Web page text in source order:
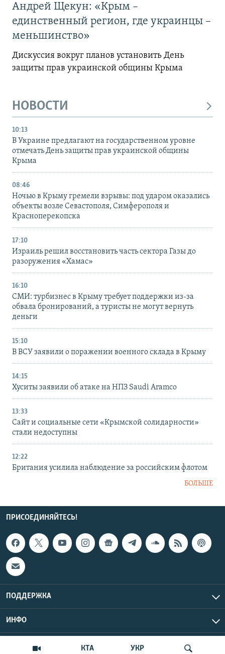
КТА УКР
Андрей Щекун: «Крым –
единственный регион, где украинцы –
меньшинство»
Дискуссия вокруг планов установить День
защиты прав украинской общины Крыма
НОВОСТИ
10:13
В Украине предлагают на государственном уровне
отмечать День защиты прав украинской общины
Крыма
08:46
Ночью в Крыму гремели взрывы: под ударом оказались
объекты возле Севастополя, Симферополя и
Красноперекопска
17:10
Израиль решил восстановить часть сектора Газы до
разоружения «Хамас»
16:10
СМИ: турбизнес в Крыму требует поддержки из-за
обвала бронирований, а туристы не могут вернуть
деньги
15:10
В ВСУ заявили о поражении военного склада в Крыму
14:15
Хуситы заявили об атаке на НПЗ Saudi Aramco
13:33
Сайт и социальные сети «Крымской солидарности»
стали недоступны
12:22
Британия усилила наблюдение за российским флотом
БОЛЬШЕ
ПРИСОЕДИНЯЙТЕСЬ!
ПОДДЕРЖКА
ИНФО
Copyright Крым.Реалии, 2026 | Все права защищены.
UTC+3